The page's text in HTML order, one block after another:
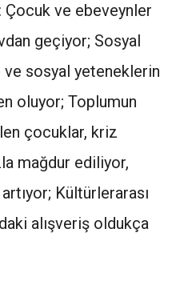
Çocuk ve ebeveynler
geçiyor; Sosyal
sosyal yeteneklerin
oluyor; Toplumun
çocuklar, kriz
mağdur ediliyor,
Kültürlerarası
alışveriş oldukça